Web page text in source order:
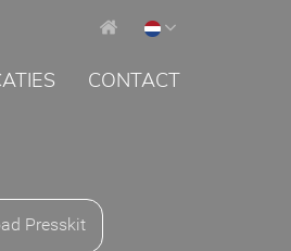
CONTACT
Presskit